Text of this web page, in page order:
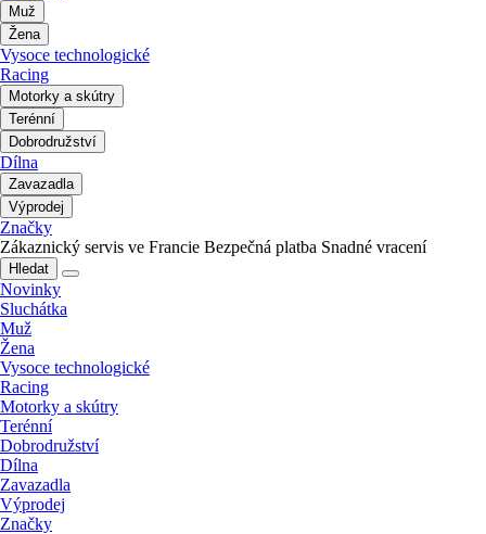
Muž
Žena
Vysoce technologické
Racing
Motorky a skútry
Terénní
Dobrodružství
Dílna
Zavazadla
Výprodej
Značky
Zákaznický servis ve Francie Bezpečná platba Snadné vracení
Hledat
Novinky
Sluchátka
Muž
Žena
Vysoce technologické
Racing
Motorky a skútry
Terénní
Dobrodružství
Dílna
Zavazadla
Výprodej
Značky